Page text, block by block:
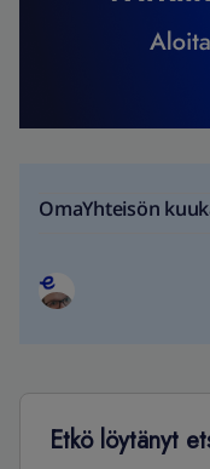
OmaYhteisön
Etkö löytänyt